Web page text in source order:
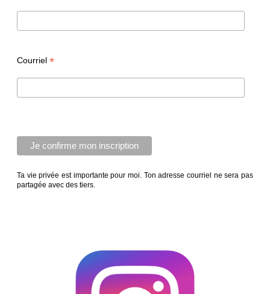
Courriel *
Ta vie privée est importante pour moi. Ton adresse courriel ne sera pas
partagée avec des tiers.